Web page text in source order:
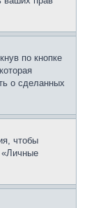
по кнопке
о сделанных
чтобы
«Личные